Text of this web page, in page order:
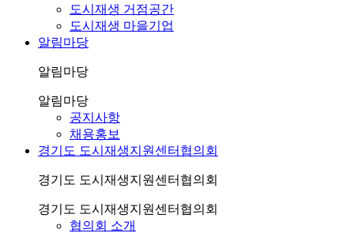
도시재생 거점공간
도시재생 마을기업
알림마당
알림마당
알림마당
공지사항
채용홍보
경기도 도시재생지원센터협의회
경기도 도시재생지원센터협의회
경기도 도시재생지원센터협의회
협의회 소개